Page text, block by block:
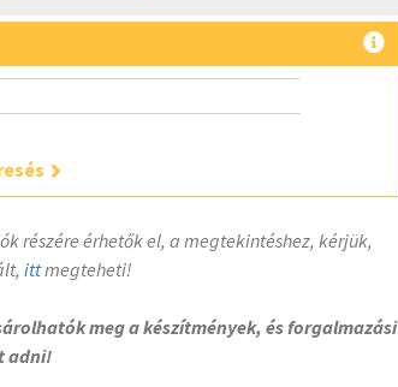
részére érhetők el, a megtekintéshez, kérjük,
ittmegteheti!
meg a készítmények, és forgalmazási
adni!